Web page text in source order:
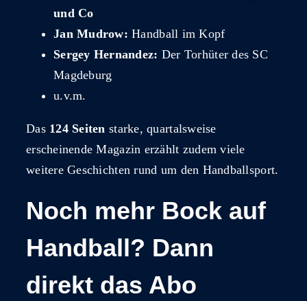
und Co
Jan Mudrow: Handball im Kopf
Sergey Hernandez: Der Torhüter des SC
Magdeburg
u.v.m.
Das 124 Seiten starke, quartalsweise
erscheinende Magazin erzählt zudem viele
weitere Geschichten rund um den Handballsport.
Noch mehr Bock auf
Handball? Dann
direkt das Abo